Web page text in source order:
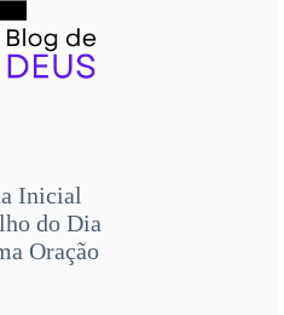
Inicial
do Dia
Oração